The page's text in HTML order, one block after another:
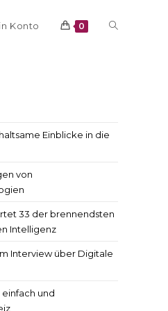
Konto 0
Einblicke in die
von
33 der brennendsten
Intelligenz
Interview über Digitale
und